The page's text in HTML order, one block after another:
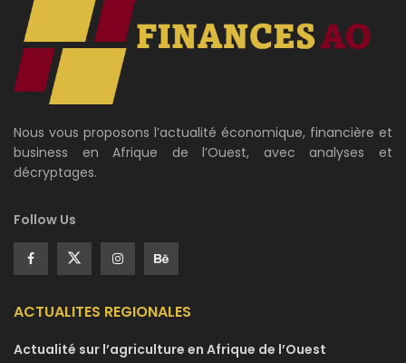
Nous vous proposons l’actualité économique, financière et
business en Afrique de l’Ouest, avec analyses et
décryptages.
Follow Us
ACTUALITES REGIONALES
Actualité sur l’agriculture en Afrique de l’Ouest